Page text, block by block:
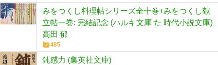
みをつくし料理帖シリーズ全十巻+みをつくし献
立帖一巻: 完結記念 (ハルキ文庫 た 時代小説文庫)
高田 郁
485
鈍感力 (集英社文庫)